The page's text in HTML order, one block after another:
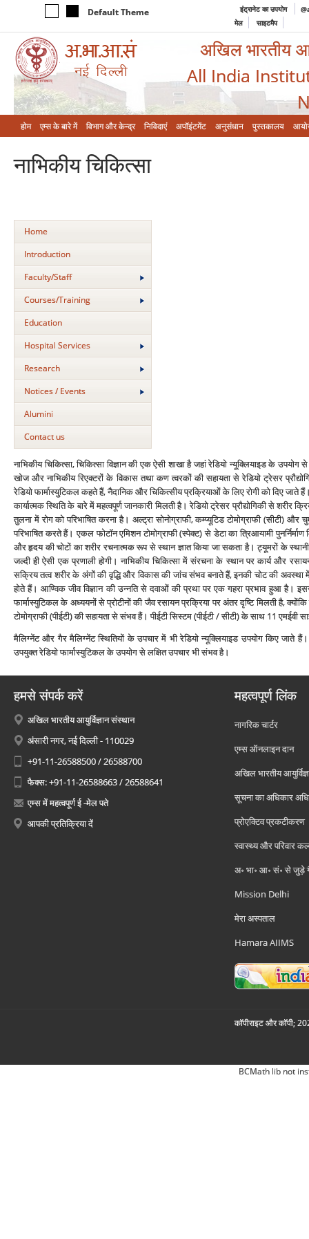
Default Theme इंट्रानेट का उपयोग
मेल
साइटमैप
अखिल भारतीय
All India
होम एम्‍स के बारे में विभाग और केन्‍द्र निविदाएं अपॉइंटमेंट अनुसंधान पुस्तकालय
नाभिकीय चिकित्‍सा
Home
Introduction
Faculty/Staff
Courses/Training
Education
Hospital Services
Research
Notices / Events
Alumini
Contact us
नाभिकीय चिकित्‍सा, चिकित्‍सा विज्ञान की एक ऐसी शाखा है जहां रेडियो न्‍यूक्लियाइड के
खोज और नाभिकीय रिएक्‍टरों के विकास तथा कण त्‍वरकों की सहायता से रेडियो ट्रेसर
रेडियो फार्मास्‍युटिकल कहते हैं, नैदानिक और चिकित्‍सीय प्रक्रियाओं के लिए रोगी को दिए
कार्यात्‍मक स्थिति के बारे में महत्‍वपूर्ण जानकारी मिलती है। रेडियो ट्रेसर प्रौद्योगिकी से शरीर
तुलना में रोग को परिभाषित करना है। अल्‍ट्रा सोनोग्राफी, कम्‍प्‍यूटिड टोमोग्राफी
परिभाषित करते हैं। एकल फोटॉन एमिशन टोमोग्राफी (स्‍पेक्‍ट) से डेटा का त्रिआयामी
और हृदय की चोटों का शरीर रचनात्‍मक रूप से स्‍थान ज्ञात किया जा सकता है। ट्यूमरों के
जल्‍दी ही ऐसी एक प्रणाली होगी। नाभिकीय चिकित्‍सा में संरचना के स्‍थान पर कार्य और
सक्रिय तत्‍व शरीर के अंगों की वृद्धि और विकास की जांच संभव बनाते हैं, इनकी चोट की
होते हैं। आण्विक जीव विज्ञान की उन्‍नति से दवाओं की प्रथा पर एक गहरा प्रभाव हुआ है।
फार्मास्‍युटिकल के अध्‍ययनों से प्रोटीनों की जैव रसायन प्रक्रिया पर अंतर दृष्टि मिलती है,
टोमोग्राफी (पीईटी) की सहायता से संभव हैं। पीईटी सिस्‍टम (पीईटी / सीटी) के साथ 11 एमईवी
मैलिग्‍नेंट और गैर मैलिग्‍नेंट स्थितियों के उपचार में भी रेडियो न्‍यूक्लियाइड उपयोग किए जाते
उपयुक्‍त रेडियो फार्मास्‍युटिकल के उपयोग से लक्षित उपचार भी संभव है।
हमसे संपर्क करें
अखिल भारतीय आयुर्विज्ञान संस्थान
अंसारी नगर, नई दिल्ली - 110029
+91-11-26588500 / 26588700
फैक्स: +91-11-26588663 / 26588641
एम्स में महत्वपूर्ण ई -मेल पते
आपकी प्रतिक्रिया दें
महत्वपूर्ण लिंक
नागरिक चार्टर
एम्स ऑनलाइन दान
अखिल भारतीय
सूचना का अधिकार
प्रोएक्टिव प्रकटीकरण
स्वास्थ्य और परिवार
अ॰ भा॰ आ॰ सं॰ से जुड़े
Mission Delhi
मेरा अस्पताल
Hamara AIIMS
कॉपीराइट और कॉपी;
BCMath lib not